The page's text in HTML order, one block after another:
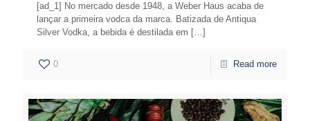
[ad_1] No mercado desde 1948, a Weber Haus acaba de
lançar a primeira vodca da marca. Batizada de Antiqua
Silver Vodka, a bebida é destilada em […]
0 Read more